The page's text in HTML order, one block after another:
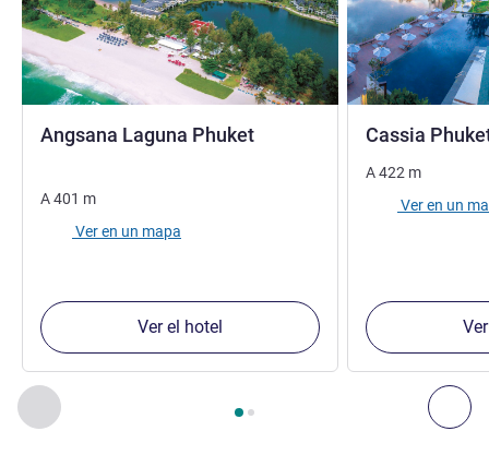
Anterior - Nuestros establecimientos cercanos
Página , Nuestros establecimientos cercanos 1 :,
Angsana Laguna Phuket5 estrellas
A401 m
Ver en un mapa
Ver el hotel
Cassia
A422 m
Ver en un